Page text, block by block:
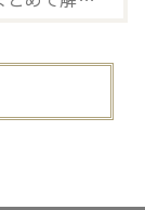
ントになる